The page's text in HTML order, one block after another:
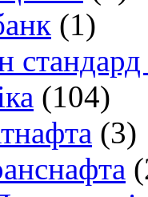
(1)
стандард
(104)
(3)